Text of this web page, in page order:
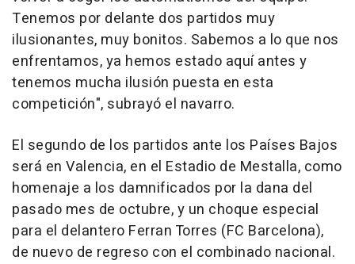
Tenemos por delante dos partidos muy
ilusionantes, muy bonitos. Sabemos a lo que nos
enfrentamos, ya hemos estado aquí antes y
tenemos mucha ilusión puesta en esta
competición", subrayó el navarro.
El segundo de los partidos ante los Países Bajos
será en Valencia, en el Estadio de Mestalla, como
homenaje a los damnificados por la dana del
pasado mes de octubre, y un choque especial
para el delantero Ferran Torres (FC Barcelona),
de nuevo de regreso con el combinado nacional.